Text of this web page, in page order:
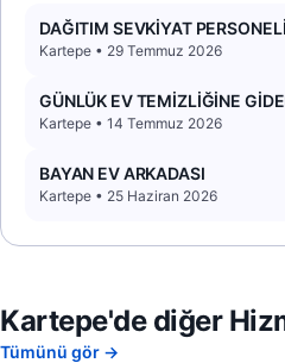
DAĞITIM SEVKİYAT PERSONELİ
Kartepe • 29 Temmuz 2026
GÜNLÜK EV TEMİZLİĞİNE
Kartepe • 14 Temmuz 2026
BAYAN EV ARKADASI
Kartepe • 25 Haziran 2026
Kartepe'de diğer
Tümünü gör →